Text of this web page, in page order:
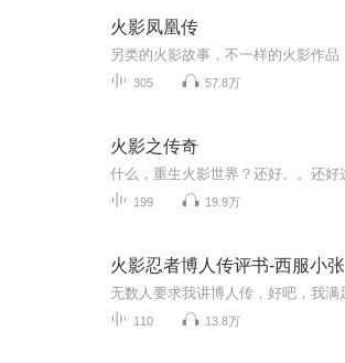
火影凤凰传
305 57.8万
火影之传奇
199 19.9万
火影忍者博人传评书-西服小张
110 13.8万